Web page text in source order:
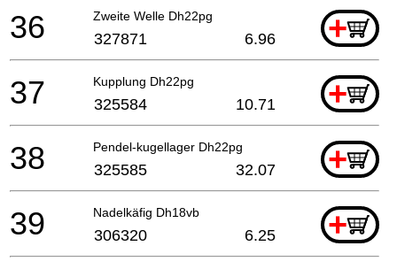
Zweite Welle Dh22pg +
36 327871 6.96
Kupplung Dh22pg +
37 325584 10.71
Pendel-kugellager Dh22pg +
38 325585 32.07
Nadelkäfig Dh18vb +
39 306320 6.25